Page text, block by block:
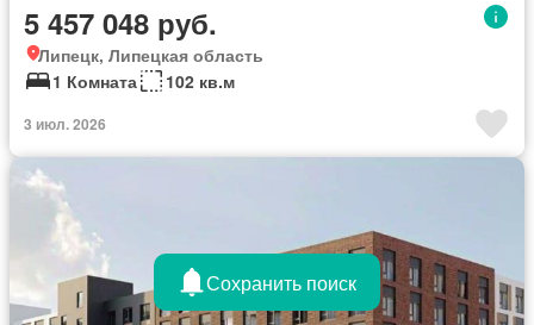
5 457 048 руб.
Липецк, Липецкая область
1 Комната
102 кв.м
3 июл. 2026
Сохранить поиск